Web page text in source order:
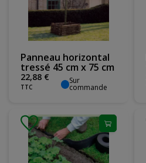
Panneau horizontal
tressé 45 cm x 75 cm
22,88 €
TTC
Sur
commande